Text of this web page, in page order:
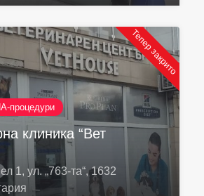
Тепер закрито
процедури
клиника “Вет
1, ул. „763-та“, 1632